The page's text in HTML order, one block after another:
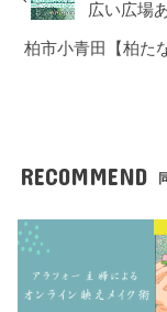
広い広場
柏市小青田【柏た
RECOMMEND